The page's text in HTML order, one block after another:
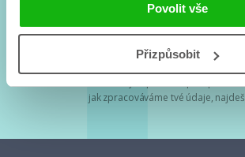
Povolit vše
Přizpůsobit
Tvá e-mailová adresa je u nás v bezpečí. Přečti si
jak zpracováváme tvé údaje, najdeš